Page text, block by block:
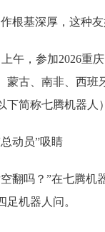
根基深厚，这种
上午，参加2026重
蒙古、南非、西班
下简称七腾机器人
动员”吸睛
翻吗？”在七腾机
足机器人问。